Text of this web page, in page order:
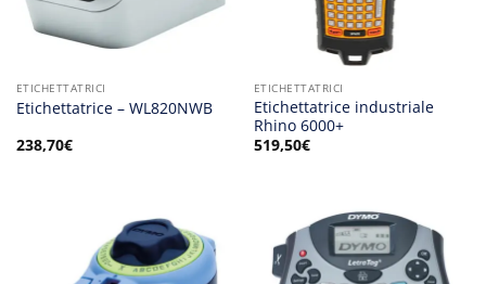
ETICHETTATRICI
Etichettatrice – WL820NWB
238,70€
ETICHETTATRICI
Etichettatrice industriale
Rhino 6000+
519,50€